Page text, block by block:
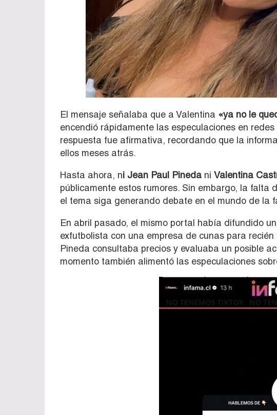
El mensaje señalaba que a Valentina «ya no le
encendió rápidamente las especulaciones en
respuesta fue afirmativa, recordando que la
ellos meses atrás.
Hasta ahora, ni Jean Paul Pineda ni Valentina
públicamente estos rumores. Sin embargo, la falta
el tema siga generando debate en el mundo de la
En abril pasado, el mismo portal había difundido
exfutbolista con una empresa de cunas para
Pineda consultaba precios y evaluaba un posible
momento también alimentó las especulaciones